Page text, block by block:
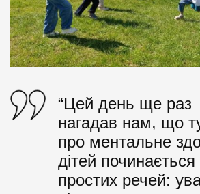
“Цей день ще раз
нагадав нам, що
про ментальне
дітей починається
простих речей: